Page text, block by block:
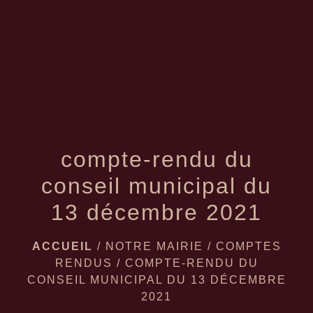
compte-rendu du
conseil municipal du
13 décembre 2021
ACCUEIL / NOTRE MAIRIE / COMPTES
RENDUS / COMPTE-RENDU DU
CONSEIL MUNICIPAL DU 13 DÉCEMBRE
2021